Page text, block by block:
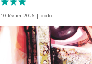
10 février 2026 | bodoi